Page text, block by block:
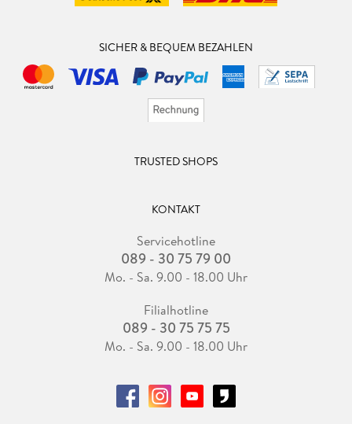
SICHER & BEQUEM BEZAHLEN
TRUSTED SHOPS
KONTAKT
Servicehotline
089 - 30 75 79 00
Mo. - Sa. 9.00 - 18.00 Uhr
Filialhotline
089 - 30 75 75 75
Mo. - Sa. 9.00 - 18.00 Uhr